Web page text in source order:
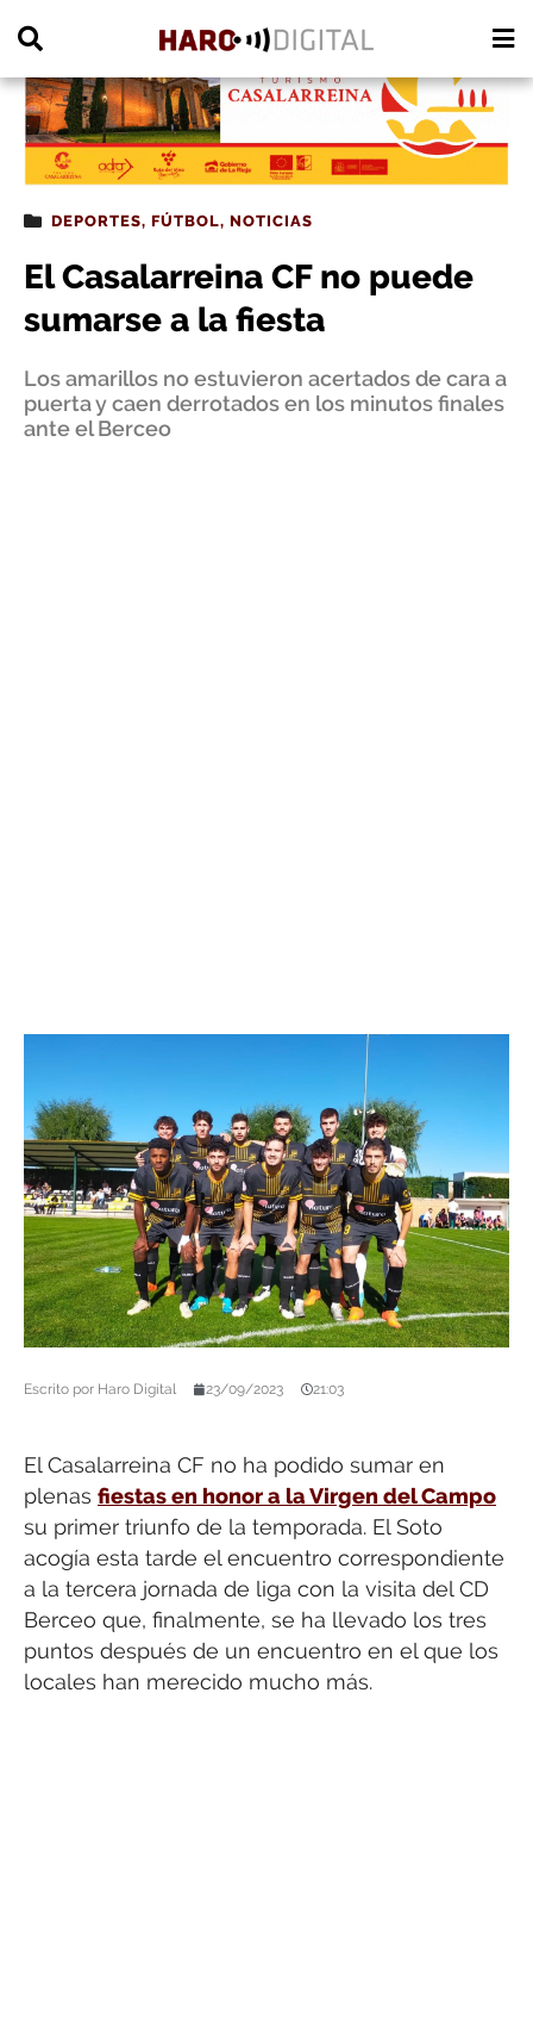
DEPORTES, FÚTBOL, NOTICIAS
El Casalarreina CF no puede
sumarse a la fiesta
Los amarillos no estuvieron acertados de cara a
puerta y caen derrotados en los minutos finales
ante el Berceo
Escrito por Haro Digital 23/09/2023 21:03
El Casalarreina CF no ha podido sumar en
plenas fiestas en honor a la Virgen del Campo
su primer triunfo de la temporada. El Soto
acogía esta tarde el encuentro correspondiente
a la tercera jornada de liga con la visita del CD
Berceo que, finalmente, se ha llevado los tres
puntos después de un encuentro en el que los
locales han merecido mucho más.